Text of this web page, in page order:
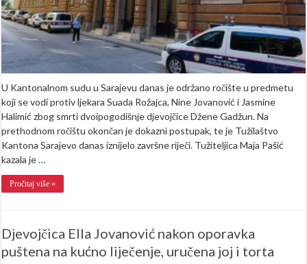
U Kantonalnom sudu u Sarajevu danas je održano ročište u predmetu
koji se vodi protiv ljekara Suada Rožajca, Nine Jovanović i Jasmine
Halimić zbog smrti dvoipogodišnje djevojčice Džene Gadžun. Na
prethodnom ročištu okončan je dokazni postupak, te je Tužilaštvo
Kantona Sarajevo danas iznijelo završne riječi. Tužiteljica Maja Pašić
kazala je …
Pročitaj više »
Djevojčica Ella Jovanović nakon oporavka
puštena na kućno liječenje, uručena joj i torta